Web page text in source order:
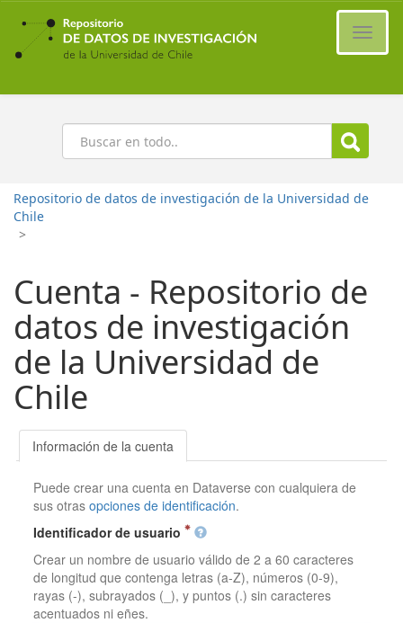
Ir
contenido
principal
Buscar
Repositorio de datos de investigación de la Universidad de
Chile
>
Cuenta - Repositorio de
datos de investigación
de la Universidad de
Chile
Información de la cuenta
Puede crear una cuenta en Dataverse con cualquiera de
sus otrasopciones de identificación.
Identificador de usuario
Crear un nombre de usuario válido de 2 a 60 caracteres
de longitud que contenga letras (a-Z), números (0-9),
rayas (-), subrayados (_), y puntos (.) sin caracteres
acentuados ni eñes.